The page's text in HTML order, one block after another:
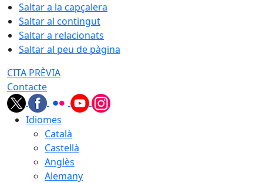
Saltar a la capçalera
Saltar al contingut
Saltar a relacionats
Saltar al peu de pàgina
CITA PRÈVIA
Contacte
Idiomes
Català
Castellà
Anglès
Alemany